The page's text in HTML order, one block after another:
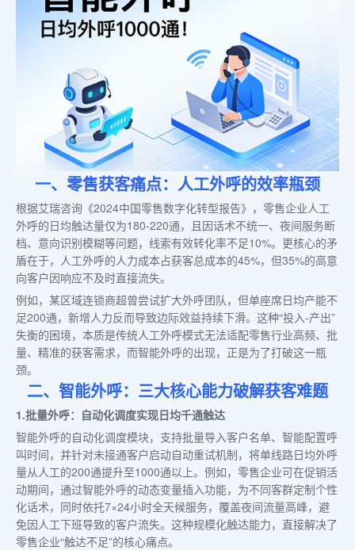
一、零售获客痛点：人工外呼的效率瓶颈
根据艾瑞咨询《2024中国零售数字化转型报告》，零售企业人工
外呼的日均触达量仅为180-220通，且因话术不统一、夜间服务断
档、意向识别模糊等问题，线索有效转化率不足10%。更核心的矛
盾在于，人工外呼的人力成本占获客总成本的45%，但35%的高意
向客户因响应不及时直接流失。
例如，某区域连锁商超曾尝试扩大外呼团队，但单座席日均产能不
足200通，新增人力反而导致边际效益持续下滑。这种“投入-产出”
失衡的困境，本质是传统人工外呼模式无法适配零售行业高频、批
量、精准的获客需求，而智能外呼的出现，正是为了打破这一瓶
颈。
二、智能外呼：三大核心能力破解获客难题
1.批量外呼：自动化调度实现日均千通触达
智能外呼的自动化调度模块，支持批量导入客户名单、智能配置呼
叫时间，并针对未接通客户启动自动重试机制，将单线路日均外呼
量从人工的200通提升至1000通以上。例如，零售企业可在促销活
动期间，通过智能外呼的动态变量插入功能，为不同客群定制个性
化话术，同时依托7×24小时全天候服务，覆盖夜间流量高峰，避
免因人工下班导致的客户流失。这种规模化触达能力，直接解决了
零售企业“触达不足”的核心痛点。